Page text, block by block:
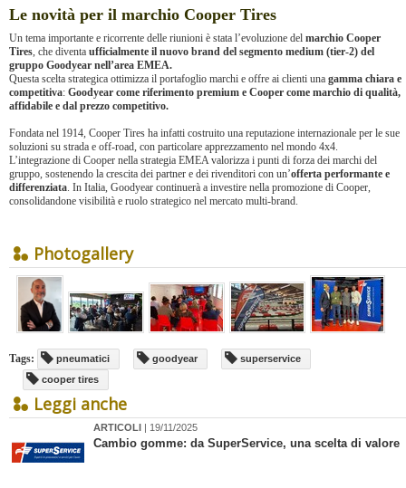
Le novità per il marchio Cooper Tires
Un tema importante e ricorrente delle riunioni è stata l’evoluzione del marchio Cooper
Tires, che diventa ufficialmente il nuovo brand del segmento medium (tier-2) del
gruppo Goodyear nell’area EMEA.
Questa scelta strategica ottimizza il portafoglio marchi e offre ai clienti una gamma chiara e
competitiva: Goodyear come riferimento premium e Cooper come marchio di qualità,
affidabile e dal prezzo competitivo.
Fondata nel 1914, Cooper Tires ha infatti costruito una reputazione internazionale per le sue
soluzioni su strada e off-road, con particolare apprezzamento nel mondo 4x4.
L’integrazione di Cooper nella strategia EMEA valorizza i punti di forza dei marchi del
gruppo, sostenendo la crescita dei partner e dei rivenditori con un’offerta performante e
differenziata. In Italia, Goodyear continuerà a investire nella promozione di Cooper,
consolidandone visibilità e ruolo strategico nel mercato multi-brand.
Photogallery
Tags: pneumatici goodyear
superservice
cooper tires
Leggi anche
ARTICOLI | 19/11/2025
Cambio gomme: da SuperService, una scelta di valore